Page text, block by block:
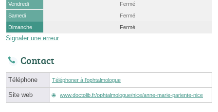
Vendredi
Fermé
Samedi
Fermé
Dimanche
Fermé
Signaler une erreur
Contact
Téléphone Téléphoner à l'ophtalmologue
Site web www.doctolib.fr/ophtalmologue/nice/anne-marie-pariente-nice